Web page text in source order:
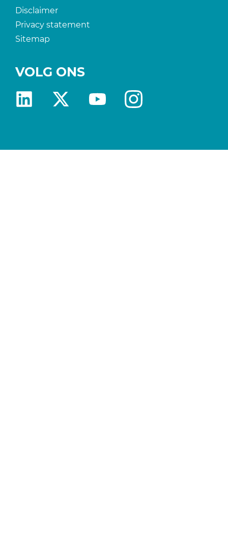
Disclaimer
Privacy statement
Sitemap
VOLG ONS